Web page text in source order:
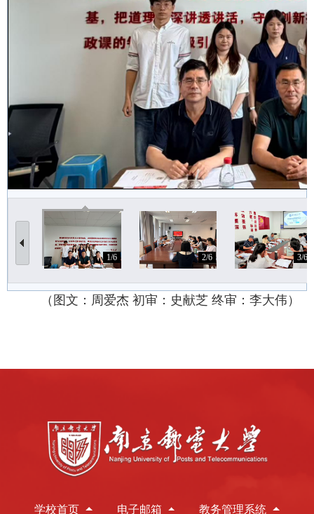
1/6 2/6 3/6
（图文： 周爱杰 初审：史献芝 终审 ：李大伟）
学校首页 电子邮箱 教务管理系统